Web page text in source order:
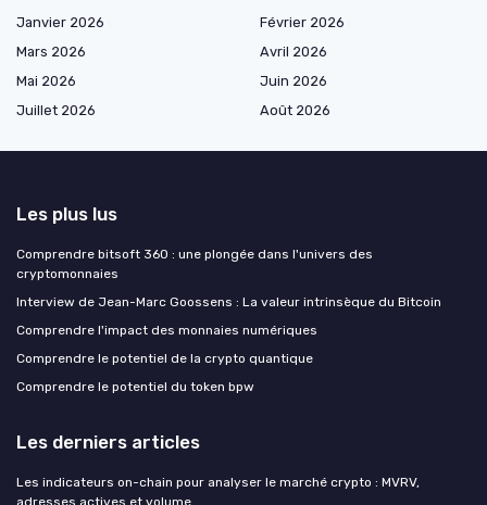
Janvier 2026
Février 2026
Mars 2026
Avril 2026
Mai 2026
Juin 2026
Juillet 2026
Août 2026
Les plus lus
Comprendre bitsoft 360 : une plongée dans l'univers des
cryptomonnaies
Interview de Jean-Marc Goossens : La valeur intrinsèque du Bitcoin
Comprendre l'impact des monnaies numériques
Comprendre le potentiel de la crypto quantique
Comprendre le potentiel du token bpw
Les derniers articles
Les indicateurs on-chain pour analyser le marché crypto : MVRV,
adresses actives et volume